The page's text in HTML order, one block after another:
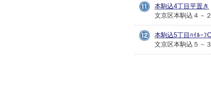
本駒込4丁目平置き
文京区本駒込４－
本駒込5丁目ﾊｲﾙｰﾌ
文京区本駒込５－